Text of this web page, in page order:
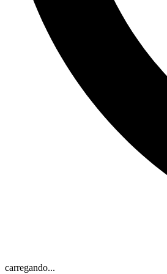
carregando...